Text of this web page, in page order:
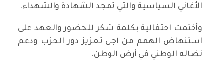
الأغاني السياسية والتي تمجد الشهادة والشهداء.
وأختمت احتفالية بكلمة شكر للحضور والعهد على
استنهاض الهمم من اجل تعزيز دور الحزب ودعم
نضاله الوطني في أرض الوطن.